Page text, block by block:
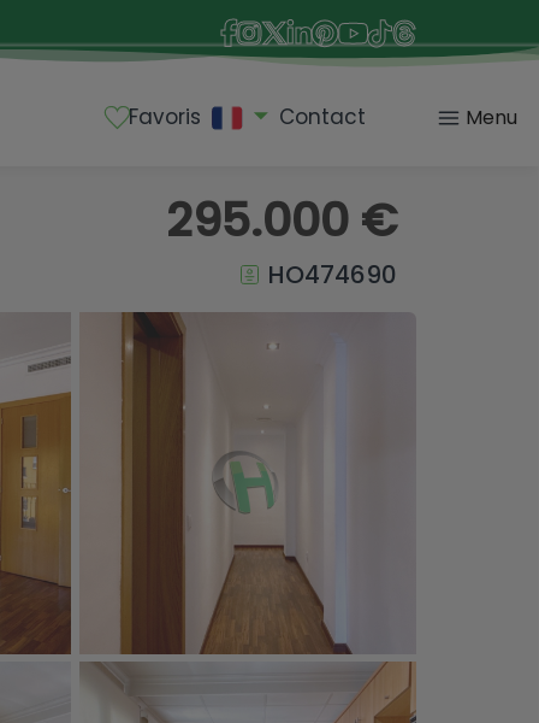
Favoris Contact Menu
295.000 €
HO474690